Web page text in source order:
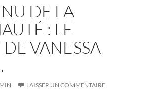
DE LA
: LE
VANESSA
LAISSER UN COMMENTAIRE